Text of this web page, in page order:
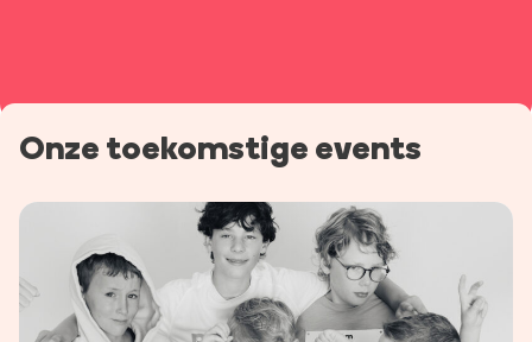
Onze toekomstige events